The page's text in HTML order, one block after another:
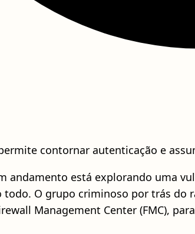
contornar autenticação e
andamento está explorando uma
O grupo criminoso por trás do
Management Center (FMC),